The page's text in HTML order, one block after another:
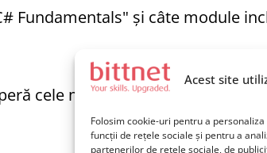
Acest site
Folosim cookie-uri pentru a
funcții de rețele sociale și pentru a
partenerilor de rețele sociale, de
Fundamentals" și câte module
cele mai recente versiuni și